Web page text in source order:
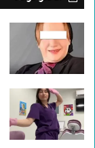
جذور
العنف
الأسري